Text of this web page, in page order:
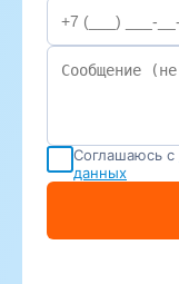
Соглашаюсь с
данных